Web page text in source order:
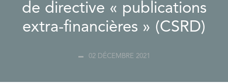
de directive « publications
extra-financières » (CSRD)
02 DÉCEMBRE 2021